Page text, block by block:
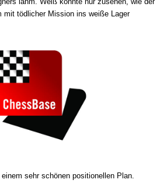
mit tödlicher Mission ins weiße Lager
sehr schönen positionellen Plan.